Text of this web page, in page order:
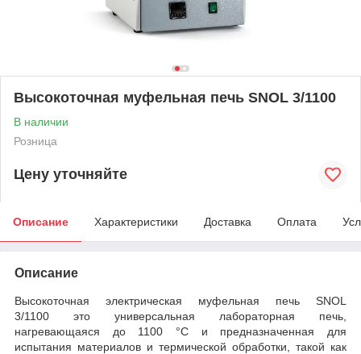
Высокоточная муфельная печь SNOL 3/1100
В наличии
Розница
Цену уточняйте
Описание Характеристики Доставка Оплата
Описание
Высокоточная электрическая муфельная печь SNOL
3/1100 это универсальная лабораторная печь,
нагревающаяся до 1100 °C и предназначенная для
испытания материалов и термической обработки, такой как